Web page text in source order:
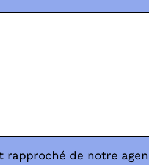
rapproché de notre